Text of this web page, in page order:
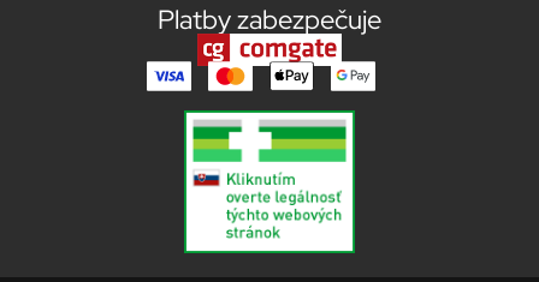
Platby zabezpečuje